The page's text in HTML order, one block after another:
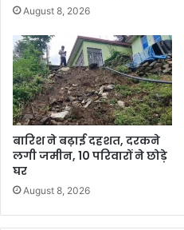
August 8, 2026
बारिश ने बढ़ाई दहशत, दरकने
लगी जमीन, 10 परिवारों ने छोड़े
घर
August 8, 2026